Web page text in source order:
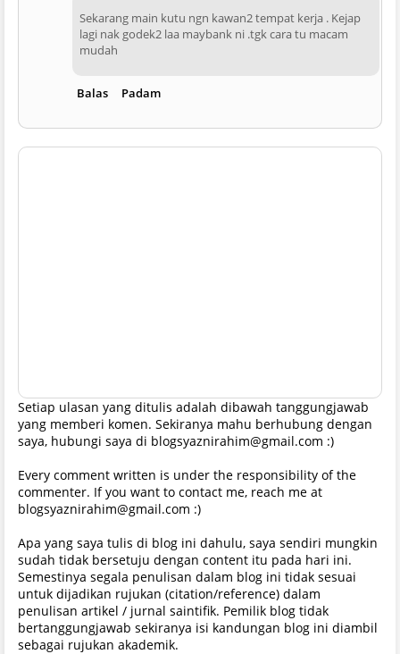
Sekarang main kutu ngn kawan2 tempat kerja . Kejap
lagi nak godek2 laa maybank ni .tgk cara tu macam
mudah
Balas Padam
Setiap ulasan yang ditulis adalah dibawah tanggungjawab
yang memberi komen. Sekiranya mahu berhubung dengan
saya, hubungi saya di blogsyaznirahim@gmail.com :)
Every comment written is under the responsibility of the
commenter. If you want to contact me, reach me at
blogsyaznirahim@gmail.com :)
Apa yang saya tulis di blog ini dahulu, saya sendiri mungkin
sudah tidak bersetuju dengan content itu pada hari ini.
Semestinya segala penulisan dalam blog ini tidak sesuai
untuk dijadikan rujukan (citation/reference) dalam
penulisan artikel / jurnal saintifik. Pemilik blog tidak
bertanggungjawab sekiranya isi kandungan blog ini diambil
sebagai rujukan akademik.